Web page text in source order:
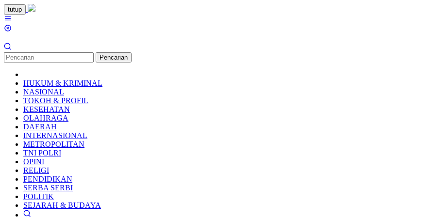
Loncat
ke
konten
tutup
Pencarian
HUKUM & KRIMINAL
NASIONAL
TOKOH & PROFIL
KESEHATAN
OLAHRAGA
DAERAH
INTERNASIONAL
METROPOLITAN
TNI POLRI
OPINI
RELIGI
PENDIDIKAN
SERBA SERBI
POLITIK
SEJARAH & BUDAYA